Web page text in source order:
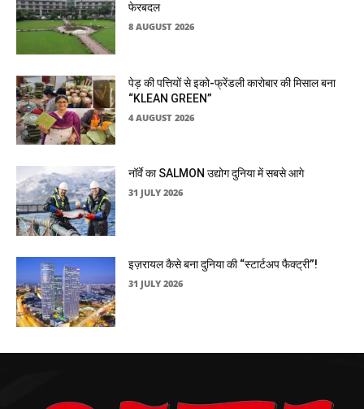
फेरबदल
8 AUGUST 2026
पेड़ की पत्तियों से इको-फ्रेंडली कारोबार की मिसाल बना
“KLEAN GREEN”
4 AUGUST 2026
नॉर्वे का SALMON उद्योग दुनिया में सबसे आगे
31 JULY 2026
इज़रायल कैसे बना दुनिया की “स्टार्टअप फैक्ट्री”!
31 JULY 2026